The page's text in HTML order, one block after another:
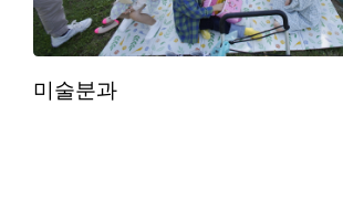
미술분과